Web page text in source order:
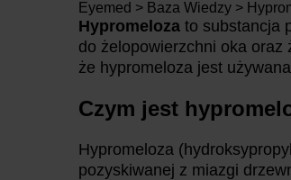
Eyemed > Baza Wiedzy >
Hypromeloza to substancja
do żelopowierzchni oka
że hypromeloza jest
Czym jest
Hypromeloza
pozyskiwanej z miazgi